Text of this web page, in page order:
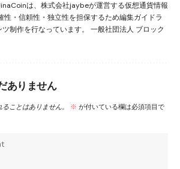
は、株式会社jaybeが運営する仮想通貨情報
性・信頼性・独立性を担保するため編集ガイドラ
制作を行なっています。 一般社団法人 ブロック
ありません
ことはありません。 ※ が付いている欄は必須項目で